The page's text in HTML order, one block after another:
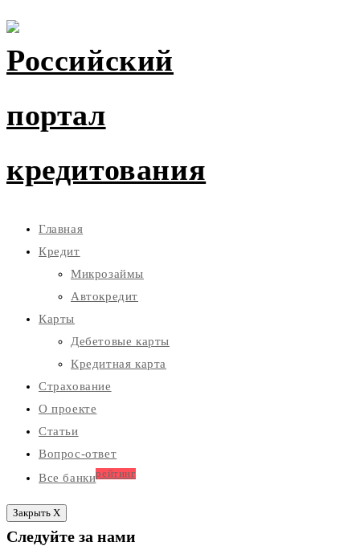
Главная
Кредит
Микрозаймы
Автокредит
Карты
Дебетовые карты
Кредитная карта
Страхование
О проекте
Статьи
Вопрос-ответ
Все банкирейтинг
Закрыть X
Следуйте за нами